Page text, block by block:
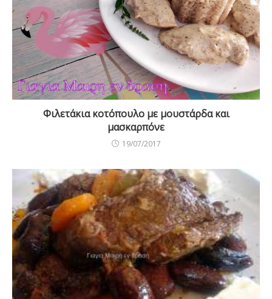
Φιλετάκια κοτόπουλο με μουστάρδα και
μασκαρπόνε
19/07/2017